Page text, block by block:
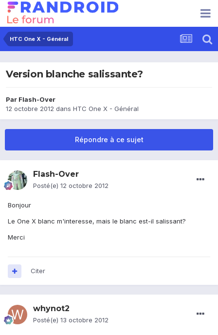
HTC One X - Général
Version blanche salissante?
Par Flash-Over
12 octobre 2012 dans HTC One X - Général
Répondre à ce sujet
Flash-Over
Posté(e) 12 octobre 2012
Bonjour
Le One X blanc m'interesse, mais le blanc est-il salissant?
Merci
Citer
whynot2
Posté(e) 13 octobre 2012